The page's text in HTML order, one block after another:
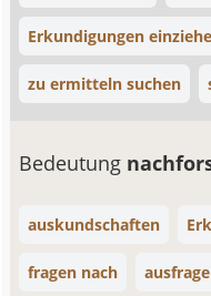
Erkundigungen
zu ermitteln suchen
Bedeutung
auskundschaften
fragen nach